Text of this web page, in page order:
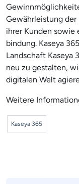
Gewährleistung
ihrer Kunden
bindung. Kaseya
Landschaft Kaseya
neu zu gestalten,
digitalen Welt
Weitere
Kaseya 365